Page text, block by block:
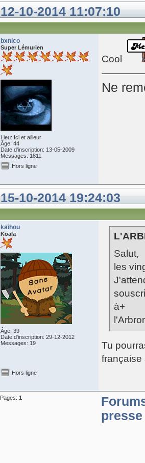
12-10-2014 11:07:10
bxnico
Super Lémurien
Lieu: Ici et ailleur
Âge: 44
Date d'inscription: 13-05-2009
Messages: 1811
Cool
Ne
Hors ligne
15-10-2014 19:24:03
kaihou
Koala
Âge: 39
Date d'inscription: 29-12-2012
Messages: 19
Salut,
les
à+
Tu
française
Hors ligne
Pages: 1
presse